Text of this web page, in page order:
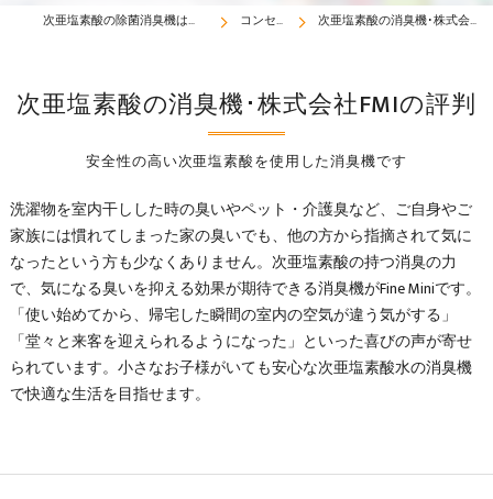
次亜塩素酸の除菌消臭機は京空株式会社 コンセプト 次亜塩素酸の消臭機･株式会社FMIの評判
安全性の高い次亜塩素酸を使用した消臭機です
次亜塩素酸の消臭機･株式会社FMIの評判
洗濯物を室内干しした時の臭いやペット・介護臭など、ご自身やご
家族には慣れてしまった家の臭いでも、他の方から指摘されて気に
なったという方も少なくありません。次亜塩素酸の持つ消臭の力
で、気になる臭いを抑える効果が期待できる消臭機がFine Miniです。
「使い始めてから、帰宅した瞬間の室内の空気が違う気がする」
「堂々と来客を迎えられるようになった」といった喜びの声が寄せ
られています。小さなお子様がいても安心な次亜塩素酸水の消臭機
で快適な生活を目指せます。